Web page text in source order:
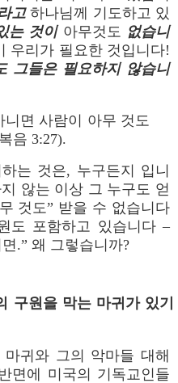
고하나님께 기도하고 있
는 것이아무것도 없습니
우리가 필요한 것입니다!
그들은 필요하지 않습니
니면 사람이 아무 것도
음 3:27).
는 것은, 누구든지 입니
않는 이상 그 누구도 얻
것도” 받을 수 없습니다
도 포함하고 있습니다 –
.” 왜 그렇습니까?
구원을 막는 마귀가 있기
귀와 그의 악마들 대해
면에 미국의 기독교인들